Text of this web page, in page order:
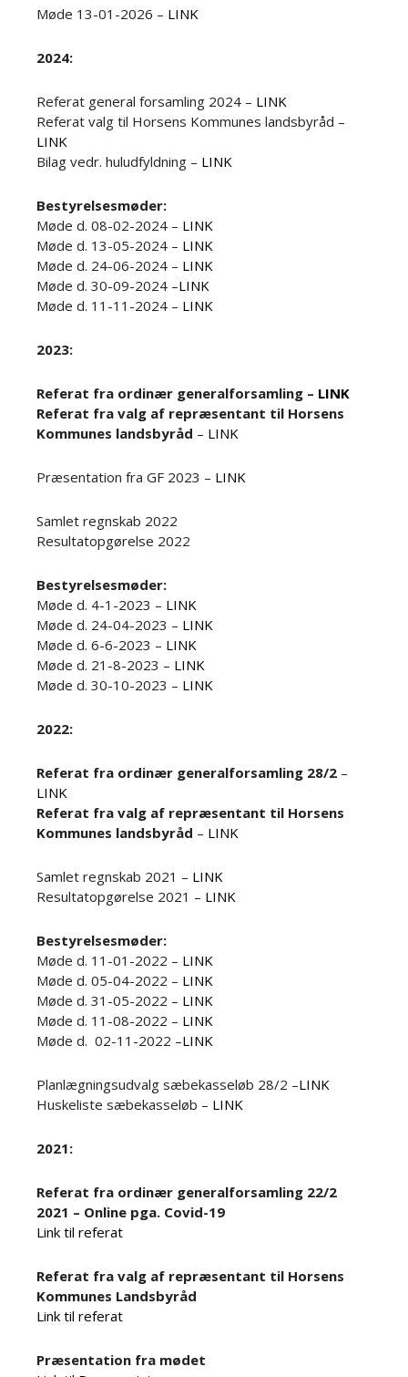
Møde 13-01-2026 – LINK
2024:
Referat general forsamling 2024 – LINK
Referat valg til Horsens Kommunes landsbyråd –
LINK
Bilag vedr. huludfyldning – LINK
Bestyrelsesmøder:
Møde d. 08-02-2024 – LINK
Møde d. 13-05-2024 – LINK
Møde d. 24-06-2024 – LINK
Møde d. 30-09-2024 –LINK
Møde d. 11-11-2024 – LINK
2023:
Referat fra ordinær generalforsamling – LINK
Referat fra valg af repræsentant til Horsens
Kommunes landsbyråd – LINK
Præsentation fra GF 2023 – LINK
Samlet regnskab 2022
Resultatopgørelse 2022
Bestyrelsesmøder:
Møde d. 4-1-2023 – LINK
Møde d. 24-04-2023 – LINK
Møde d. 6-6-2023 – LINK
Møde d. 21-8-2023 – LINK
Møde d. 30-10-2023 – LINK
2022:
Referat fra ordinær generalforsamling 28/2 –
LINK
Referat fra valg af repræsentant til Horsens
Kommunes landsbyråd – LINK
Samlet regnskab 2021 – LINK
Resultatopgørelse 2021 – LINK
Bestyrelsesmøder:
Møde d. 11-01-2022 – LINK
Møde d. 05-04-2022 – LINK
Møde d. 31-05-2022 – LINK
Møde d. 11-08-2022 – LINK
Møde d. 02-11-2022 –LINK
Planlægningsudvalg sæbekasseløb 28/2 –LINK
Huskeliste sæbekasseløb – LINK
2021:
Referat fra ordinær generalforsamling 22/2
2021 – Online pga. Covid-19
Link til referat
Referat fra valg af repræsentant til Horsens
Kommunes Landsbyråd
Link til referat
Præsentation fra mødet